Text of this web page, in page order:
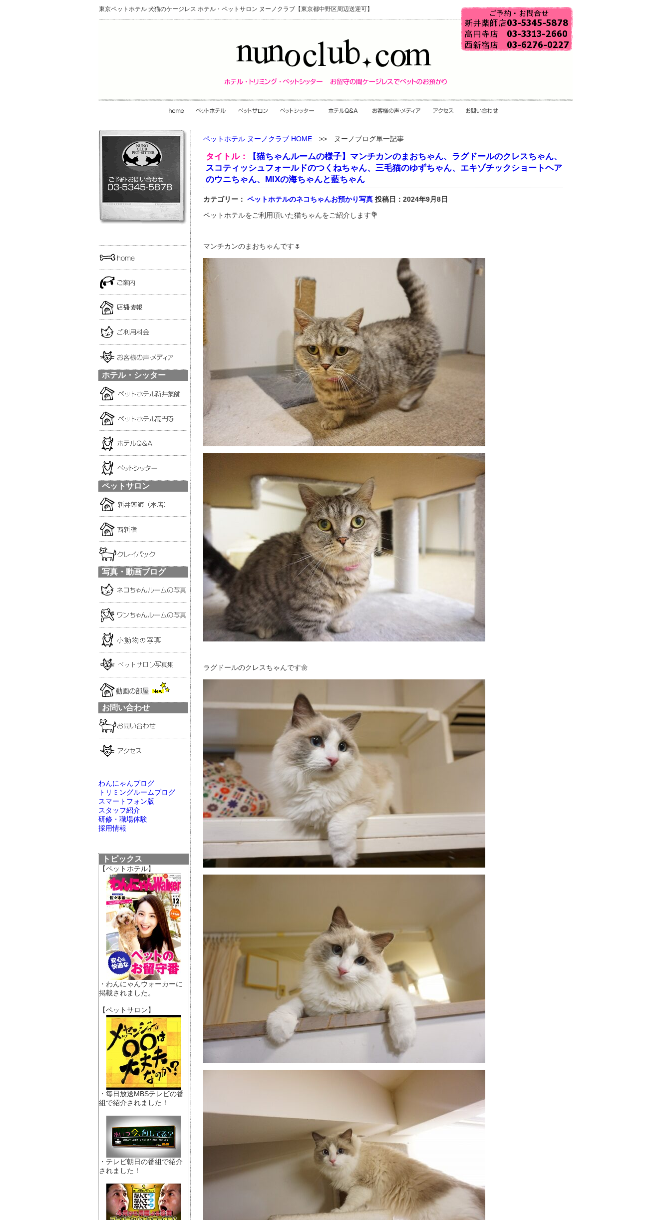
東京ペットホテル 犬猫のケージレス ホテル・ペットサロン ヌーノクラブ【東京都中野区周辺送迎可】
ホテル・シッター
ペットサロン
写真・動画ブログ
お問い合わせ
わんにゃんブログ
トリミングルームブログ
スマートフォン版
スタッフ紹介
研修・職場体験
採用情報
トピックス
【ペットホテル】
・わんにゃんウォーカーに
掲載されました。
【ペットサロン】
・毎日放送MBSテレビの番
組で紹介されました！
・テレビ朝日の番組で紹介
されました！
ペットホテル ヌーノクラブ HOME >> ヌーノブログ単一記事
タイトル：
【猫ちゃんルームの様子】マンチカンのまおちゃん、ラグドールのクレスちゃん、
スコティッシュフォールドのつくねちゃん、三毛猫のゆずちゃん、エキゾチックショートヘア
のウニちゃん、MIXの海ちゃんと藍ちゃん
カテゴリー： ペットホテルのネコちゃんお預かり写真 投稿日：2024年9月8日
ペットホテルをご利用頂いた猫ちゃんをご紹介します💐
マンチカンのまおちゃんです🌷
ラグドールのクレスちゃんです🌼